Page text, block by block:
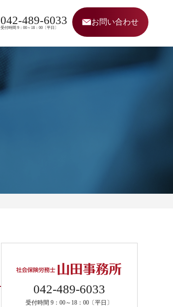
042-489-6033
受付時間 9：00～18：00〔平日〕
お問い合わせ
042-489-6033
受付時間 9：00～18：00〔平日〕